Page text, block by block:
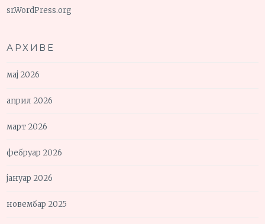
sr.WordPress.org
АРХИВЕ
мај 2026
април 2026
март 2026
фебруар 2026
јануар 2026
новембар 2025